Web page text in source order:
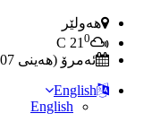
هەولێر
21 0
ئەمرۆ (هەینی 07 2026 Aug )
English
English